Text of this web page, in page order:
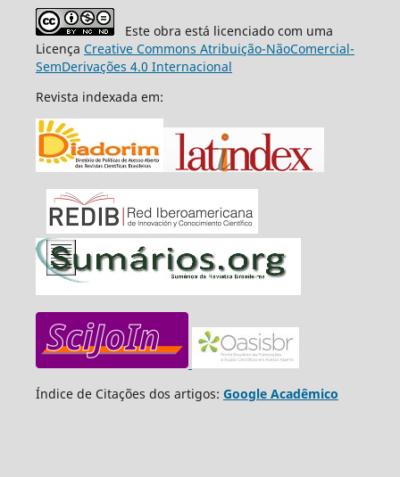
Este obra está licenciado com uma
Licença Creative Commons Atribuição-NãoComercial-
SemDerivações 4.0 Internacional
Revista indexada em:
Índice de Citações dos artigos: Google Acadêmico